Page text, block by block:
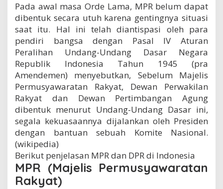
Pada awal masa Orde Lama, MPR belum dapat
dibentuk secara utuh karena gentingnya situasi
saat itu. Hal ini telah diantispasi oleh para
pendiri bangsa dengan Pasal IV Aturan
Peralihan Undang-Undang Dasar Negara
Republik Indonesia Tahun 1945 (pra
Amendemen) menyebutkan, Sebelum Majelis
Permusyawaratan Rakyat, Dewan Perwakilan
Rakyat dan Dewan Pertimbangan Agung
dibentuk menurut Undang-Undang Dasar ini,
segala kekuasaannya dijalankan oleh Presiden
dengan bantuan sebuah Komite Nasional.
(wikipedia)
Berikut penjelasan MPR dan DPR di Indonesia
MPR (Majelis Permusyawaratan
Rakyat)